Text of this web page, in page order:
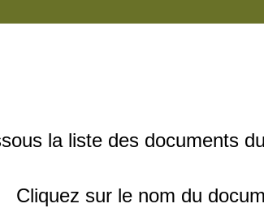
la liste des documents
Cliquez sur le nom du